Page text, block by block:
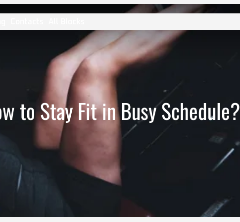
to Stay Fit in Busy Schedule?